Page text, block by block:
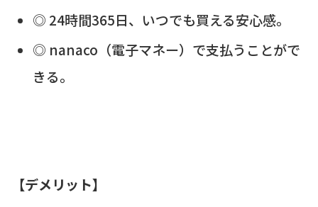
◎ 24時間365日、いつでも買える安心感。
◎ nanaco（電子マネー）で支払うことがで
きる。
【デメリット】